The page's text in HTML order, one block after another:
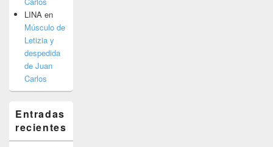
LINA en
Músculo de
Letizia y
despedida
de Juan
Carlos
Entradas
recientes